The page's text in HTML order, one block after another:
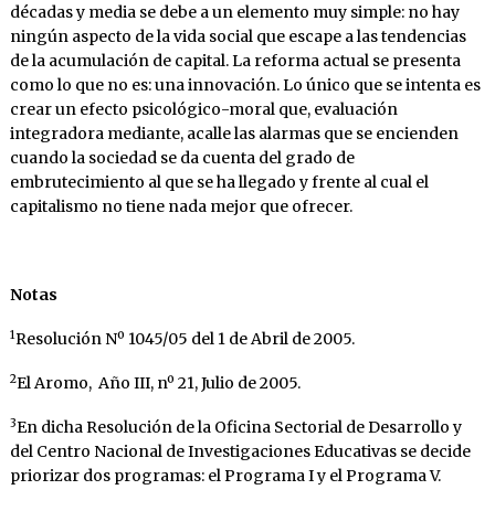
décadas y media se debe a un elemento muy simple: no hay
ningún aspecto de la vida social que escape a las tendencias
de la acumulación de capital. La reforma actual se presenta
como lo que no es: una innovación. Lo único que se intenta es
crear un efecto psicológico-moral que, evaluación
integradora mediante, acalle las alarmas que se encienden
cuando la sociedad se da cuenta del grado de
embrutecimiento al que se ha llegado y frente al cual el
capitalismo no tiene nada mejor que ofrecer.
Notas
1Resolución Nº 1045/05 del 1 de Abril de 2005.
2El Aromo, Año III, nº 21, Julio de 2005.
3En dicha Resolución de la Oficina Sectorial de Desarrollo y
del Centro Nacional de Investigaciones Educativas se decide
priorizar dos programas: el Programa I y el Programa V.